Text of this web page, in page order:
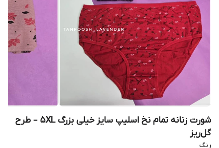
شورت زنانه تمام نخ اسلیپ سایز خیلی بزرگ ۵XL – طرح
گل‌ریز
رنگ